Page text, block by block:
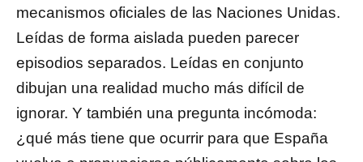
mecanismos oficiales de las Naciones Unidas.
Leídas de forma aislada pueden parecer
episodios separados. Leídas en conjunto
dibujan una realidad mucho más difícil de
ignorar. Y también una pregunta incómoda:
¿qué más tiene que ocurrir para que España